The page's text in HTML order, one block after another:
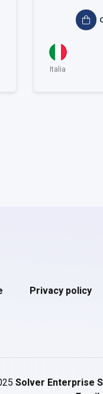
Italia
Privacy policy
Solver Enterprise